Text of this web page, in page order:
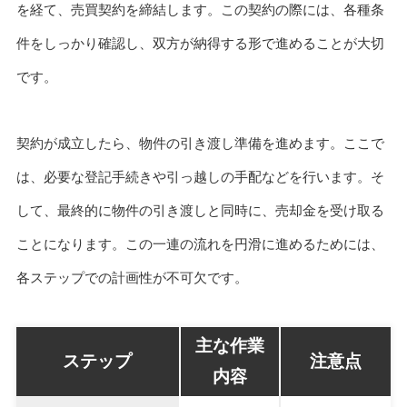
を経て、売買契約を締結します。この契約の際には、各種条
件をしっかり確認し、双方が納得する形で進めることが大切
です。
契約が成立したら、物件の引き渡し準備を進めます。ここで
は、必要な登記手続きや引っ越しの手配などを行います。そ
して、最終的に物件の引き渡しと同時に、売却金を受け取る
ことになります。この一連の流れを円滑に進めるためには、
各ステップでの計画性が不可欠です。
ステップ
主な作業
内容
注意点